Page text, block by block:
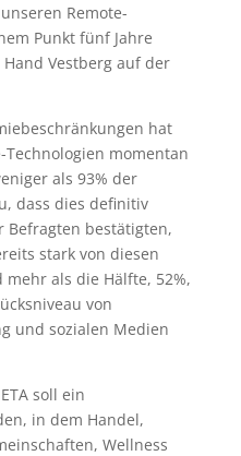
Remote-
Punkt fünf Jahre
Hand Vestberg auf der
hat
momentan
als 93% der
dass dies definitiv
Befragten bestätigten,
stark von diesen
als die Hälfte, 52%,
von
und sozialen Medien
soll ein
in dem Handel,
Wellness